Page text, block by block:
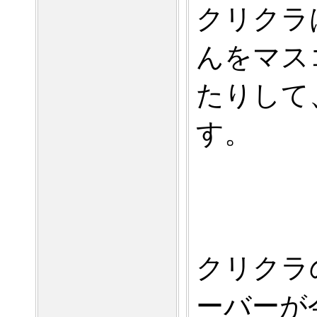
クリク
んをマ
たりし
す。
クリク
ーバー